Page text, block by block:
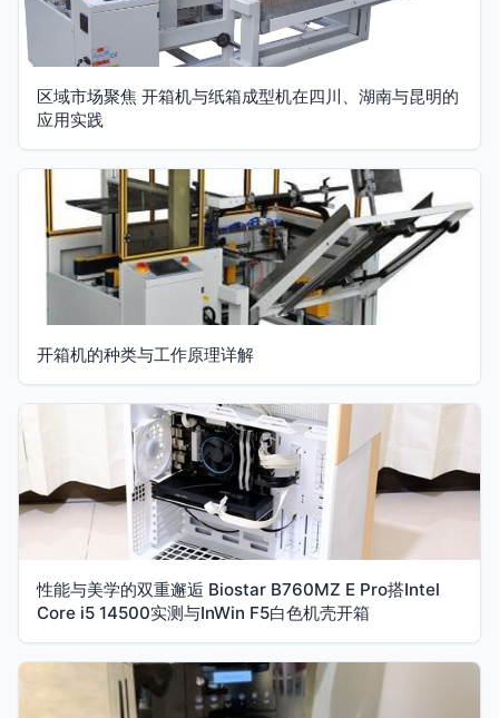
区域市场聚焦 开箱机与纸箱成型机在四川、湖南与昆明的
应用实践
开箱机的种类与工作原理详解
性能与美学的双重邂逅 Biostar B760MZ E Pro搭Intel
Core i5 14500实测与InWin F5白色机壳开箱